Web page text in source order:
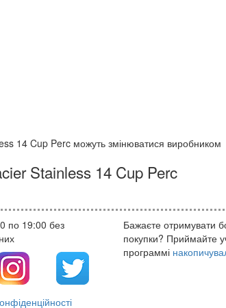
14 Cup Perc можуть змінюватися виробником
Stainless 14 Cup Perc
по 19:00 без
Бажаєте отримувати
покупки? Приймайте
программі